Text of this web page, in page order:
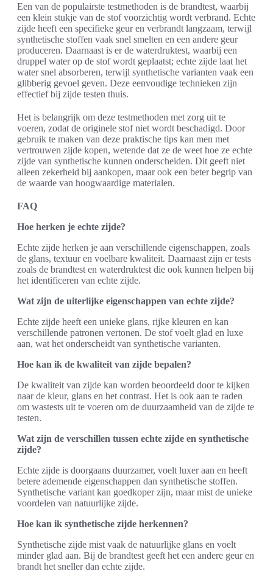
Een van de populairste testmethoden is de brandtest, waarbij
een klein stukje van de stof voorzichtig wordt verbrand. Echte
zijde heeft een specifieke geur en verbrandt langzaam, terwijl
synthetische stoffen vaak snel smelten en een andere geur
produceren. Daarnaast is er de waterdruktest, waarbij een
druppel water op de stof wordt geplaatst; echte zijde laat het
water snel absorberen, terwijl synthetische varianten vaak een
glibberig gevoel geven. Deze eenvoudige technieken zijn
effectief bij zijde testen thuis.
Het is belangrijk om deze testmethoden met zorg uit te
voeren, zodat de originele stof niet wordt beschadigd. Door
gebruik te maken van deze praktische tips kan men met
vertrouwen zijde kopen, wetende dat ze de weet hoe ze echte
zijde van synthetische kunnen onderscheiden. Dit geeft niet
alleen zekerheid bij aankopen, maar ook een beter begrip van
de waarde van hoogwaardige materialen.
FAQ
Hoe herken je echte zijde?
Echte zijde herken je aan verschillende eigenschappen, zoals
de glans, textuur en voelbare kwaliteit. Daarnaast zijn er tests
zoals de brandtest en waterdruktest die ook kunnen helpen bij
het identificeren van echte zijde.
Wat zijn de uiterlijke eigenschappen van echte zijde?
Echte zijde heeft een unieke glans, rijke kleuren en kan
verschillende patronen vertonen. De stof voelt glad en luxe
aan, wat het onderscheidt van synthetische varianten.
Hoe kan ik de kwaliteit van zijde bepalen?
De kwaliteit van zijde kan worden beoordeeld door te kijken
naar de kleur, glans en het contrast. Het is ook aan te raden
om wastests uit te voeren om de duurzaamheid van de zijde te
testen.
Wat zijn de verschillen tussen echte zijde en synthetische
zijde?
Echte zijde is doorgaans duurzamer, voelt luxer aan en heeft
betere ademende eigenschappen dan synthetische stoffen.
Synthetische variant kan goedkoper zijn, maar mist de unieke
voordelen van natuurlijke zijde.
Hoe kan ik synthetische zijde herkennen?
Synthetische zijde mist vaak de natuurlijke glans en voelt
minder glad aan. Bij de brandtest geeft het een andere geur en
brandt het sneller dan echte zijde.